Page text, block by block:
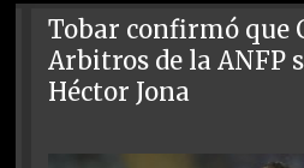
Tobar confirmó que
Arbitros de la ANFP
Héctor Jona